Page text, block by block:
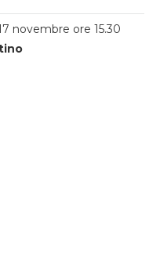
novembre ore 15.30